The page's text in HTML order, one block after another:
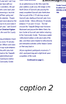
caption 2